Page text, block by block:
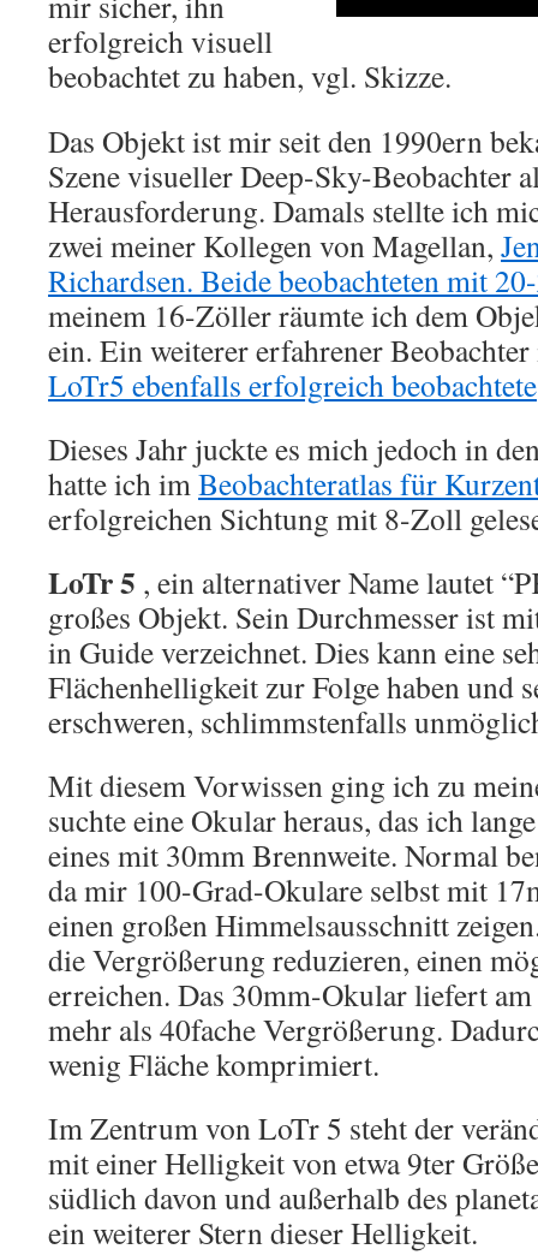
erfolgreich visuell
beobachtet zu haben, vgl. Skizze.
Das Objekt ist mir seit den 1990ern
Szene visueller Deep-Sky-Beobachter
Herausforderung. Damals stellte ich
zwei meiner Kollegen von Magellan,
Richardsen. Beide beobachteten mit
meinem 16-Zöller räumte ich dem
ein. Ein weiterer erfahrener
LoTr5 ebenfalls erfolgreich beobachtete
Dieses Jahr juckte es mich jedoch in
hatte ich imBeobachteratlas für
erfolgreichen Sichtung mit 8-Zoll
LoTr 5 , ein alternativer Name lautet
großes Objekt. Sein Durchmesser ist
in Guide verzeichnet. Dies kann eine
Flächenhelligkeit zur Folge haben und
erschweren, schlimmstenfalls
Mit diesem Vorwissen ging ich zu
suchte eine Okular heraus, das ich
eines mit 30mm Brennweite. Normal
da mir 100-Grad-Okulare selbst mit
einen großen Himmelsausschnitt
die Vergrößerung reduzieren, einen
erreichen. Das 30mm-Okular liefert
mehr als 40fache Vergrößerung.
wenig Fläche komprimiert.
Im Zentrum von LoTr 5 steht der
mit einer Helligkeit von etwa 9ter
südlich davon und außerhalb des
ein weiterer Stern dieser Helligkeit.